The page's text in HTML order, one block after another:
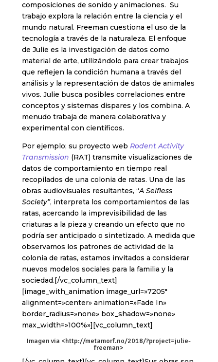
composiciones de sonido y animaciones. Su
trabajo explora la relación entre la ciencia y el
mundo natural. Freeman cuestiona el uso de la
tecnología a través de la naturaleza. El enfoque
de Julie es la investigación de datos como
material de arte, utilizándolo para crear trabajos
que reflejen la condición humana a través del
análisis y la representación de datos de animales
vivos. Julie busca posibles correlaciones entre
conceptos y sistemas dispares y los combina. A
menudo trabaja de manera colaborativa y
experimental con científicos.
Por ejemplo; su proyecto web Rodent Activity
Transmission (RAT) transmite visualizaciones de
datos de comportamiento en tiempo real
recopilados de una colonia de ratas. Una de las
obras audiovisuales resultantes, “A Selfless
Society”, interpreta los comportamientos de las
ratas, acercando la imprevisibilidad de las
criaturas a la pieza y creando un efecto que no
podría ser anticipado o sintetizado. A medida que
observamos los patrones de actividad de la
colonia de ratas, estamos invitados a considerar
nuevos modelos sociales para la familia y la
sociedad.[/vc_column_text]
[image_with_animation image_url=»7205″
alignment=»center» animation=»Fade In»
border_radius=»none» box_shadow=»none»
max_width=»100%»][vc_column_text]
Imagen via <http://metamorf.no/2018/?project=julie-
freeman>